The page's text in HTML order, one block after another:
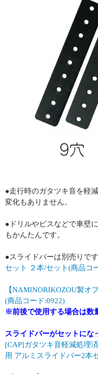
●走行時のガタツキ音を軽
変化もありません。
●ドリルやビスなどで車壁
もかんたんです。
●スライドバーは別売りです
セット ２本/セット(商品コ
【NAMINORIKOZOU製オ
(商品コード:0922)
※前後で使用する場合は数
スライドバーがセットにな
[CAP]ガタツキ音軽減処理
用 アルミスライドバー2本